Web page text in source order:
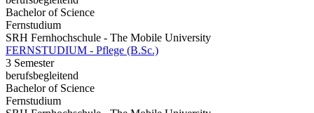
Bachelor of Science
Fernstudium
SRH Fernhochschule - The Mobile University
FERNSTUDIUM - Pflege (B.Sc.)
3 Semester
berufsbegleitend
Bachelor of Science
Fernstudium